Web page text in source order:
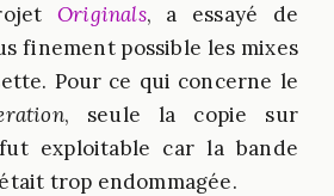
Originals, a essayé de
finement possible les mixes
Pour ce qui concerne le
, seule la copie sur
exploitable car la bande
trop endommagée.